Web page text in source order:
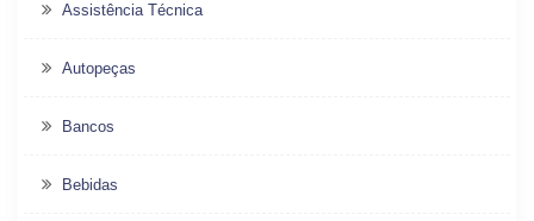
Assistência Técnica
Autopeças
Bancos
Bebidas